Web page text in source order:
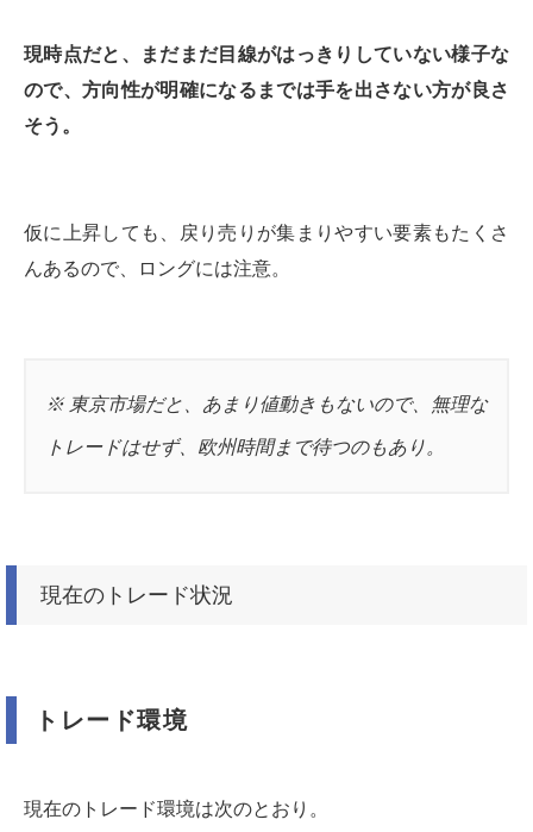
現時点だと、まだまだ目線がはっきりしていない様子な
ので、方向性が明確になるまでは手を出さない方が良さ
そう。
仮に上昇しても、戻り売りが集まりやすい要素もたくさ
んあるので、ロングには注意。
※ 東京市場だと、あまり値動きもないので、無理な
トレードはせず、欧州時間まで待つのもあり。
現在のトレード状況
トレード環境
現在のトレード環境は次のとおり。